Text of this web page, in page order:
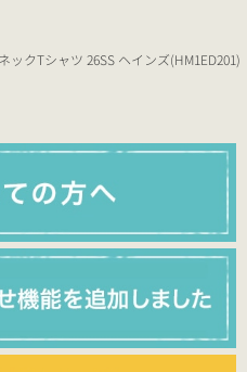
クTシャツ 26SS ヘインズ(HM1ED201)